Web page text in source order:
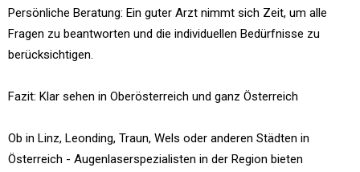
Persönliche Beratung: Ein guter Arzt nimmt sich Zeit, um alle
Fragen zu beantworten und die individuellen Bedürfnisse zu
berücksichtigen.
Fazit: Klar sehen in Oberösterreich und ganz Österreich
Ob in Linz, Leonding, Traun, Wels oder anderen Städten in
Österreich - Augenlaserspezialisten in der Region bieten